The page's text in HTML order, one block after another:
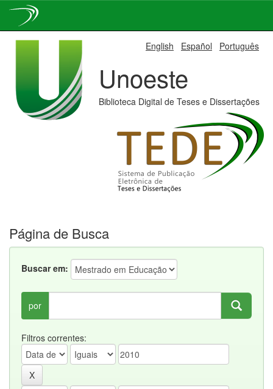
English Español Português
Unoeste
Biblioteca Digital de Teses e Dissertações
Página de Busca
Buscar em:
por
Filtros correntes: